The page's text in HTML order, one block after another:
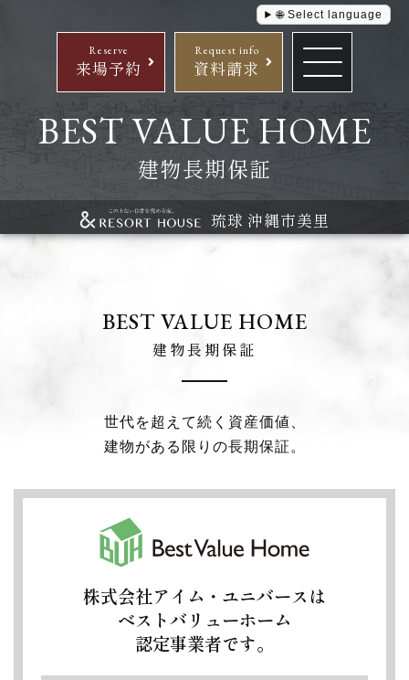
🌐 Select language
Reserve
来場予約
Request info
資料請求
BEST VALUE HOME
建物長期保証
琉球 沖縄市美里
BEST VALUE HOME
建物長期保証
世代を超えて続く資産価値、
建物がある限りの長期保証。
株式会社アイム・ユニバースは
ベストバリューホーム
認定事業者です。